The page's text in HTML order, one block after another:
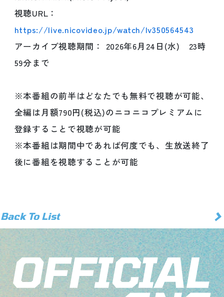
視聴URL：
https://live.nicovideo.jp/watch/lv350564543
アーカイブ視聴期間： 2026年6月24日(水) 23時
59分まで
※本番組の前半はどなたでも無料で視聴が可能、
全編は月額790円(税込)のニコニコプレミアムに
登録することで視聴が可能
※本番組は期間中であれば何度でも、生放送終了
後に番組を視聴することが可能
Back To List >